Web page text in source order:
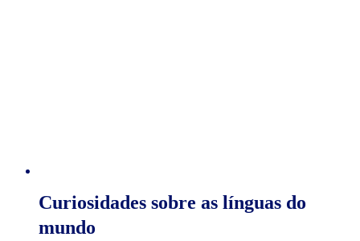
Curiosidades sobre as línguas do
mundo